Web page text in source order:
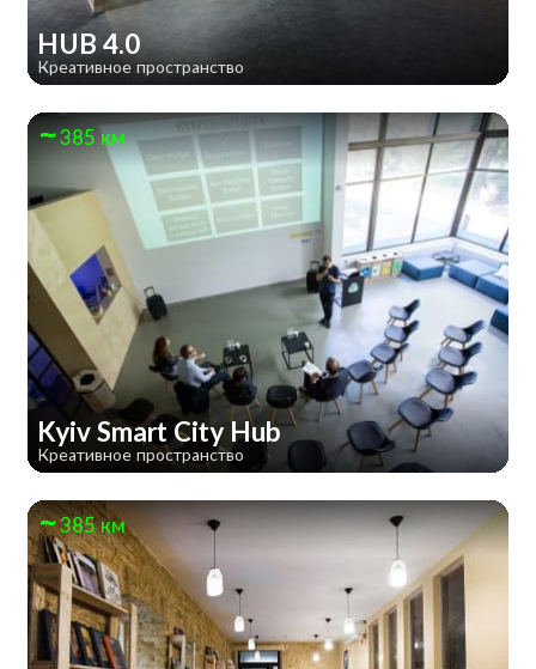
HUB 4.0
Креативное пространство
385 км
Kyiv Smart City Hub
Креативное пространство
385 км